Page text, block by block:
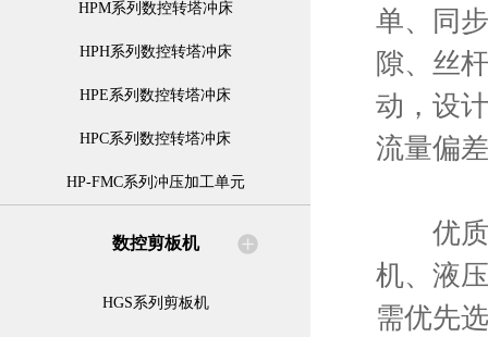
HPM系列数控转塔冲床
HPH系列数控转塔冲床
HPE系列数控转塔冲床
HPC系列数控转塔冲床
HP-FMC系列冲压加工单元
数控剪板机
HGS系列剪板机
单、同
隙、丝
动，设
流量偏
优质
机、液
需优先